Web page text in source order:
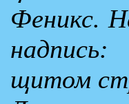
Феникс.
щитом